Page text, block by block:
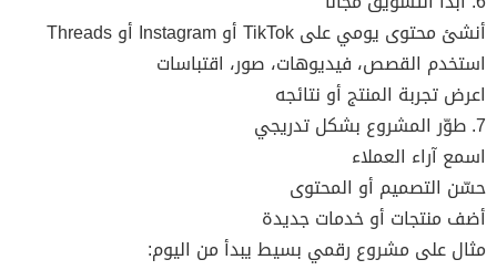
أنشئ محتوى يومي على TikTok أو Instagram أو Threads
استخدم القصص، فيديوهات، صور، اقتباسات
اعرض تجربة المنتج أو نتائجه
7. طوّر المشروع بشكل تدريجي
اسمع آراء العملاء
حسّن التصميم أو المحتوى
أضف منتجات أو خدمات جديدة
مثال على مشروع رقمي بسيط يبدأ من اليوم: